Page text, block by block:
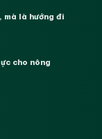
mà là hướng đi
cho nông